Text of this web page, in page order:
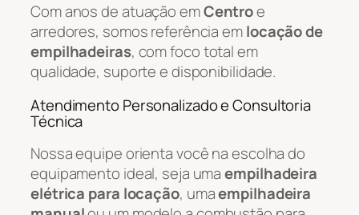
Com anos de atuação emCentroe
arredores, somos referência emlocação de
empilhadeiras, com foco total em
qualidade, suporte e disponibilidade.
Atendimento Personalizado e Consultoria
Técnica
Nossa equipe orienta você na escolha do
equipamento ideal, seja umaempilhadeira
elétrica para locação, umaempilhadeira